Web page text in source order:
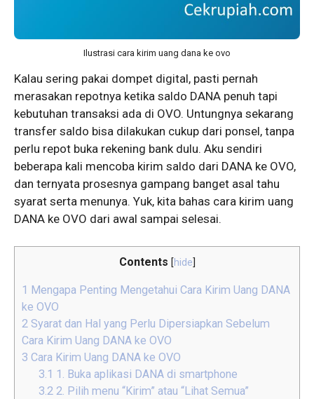
Ilustrasi cara kirim uang dana ke ovo
Kalau sering pakai dompet digital, pasti pernah
merasakan repotnya ketika saldo DANA penuh tapi
kebutuhan transaksi ada di OVO. Untungnya sekarang
transfer saldo bisa dilakukan cukup dari ponsel, tanpa
perlu repot buka rekening bank dulu. Aku sendiri
beberapa kali mencoba kirim saldo dari DANA ke OVO,
dan ternyata prosesnya gampang banget asal tahu
syarat serta menunya. Yuk, kita bahas cara kirim uang
DANA ke OVO dari awal sampai selesai.
Contents [hide
1 Mengapa Penting Mengetahui Cara Kirim Uang DANA
ke OVO
2 Syarat dan Hal yang Perlu Dipersiapkan Sebelum
Cara Kirim Uang DANA ke OVO
3 Cara Kirim Uang DANA ke OVO
3.1 1. Buka aplikasi DANA di smartphone
3.2 2. Pilih menu “Kirim” atau “Lihat Semua”